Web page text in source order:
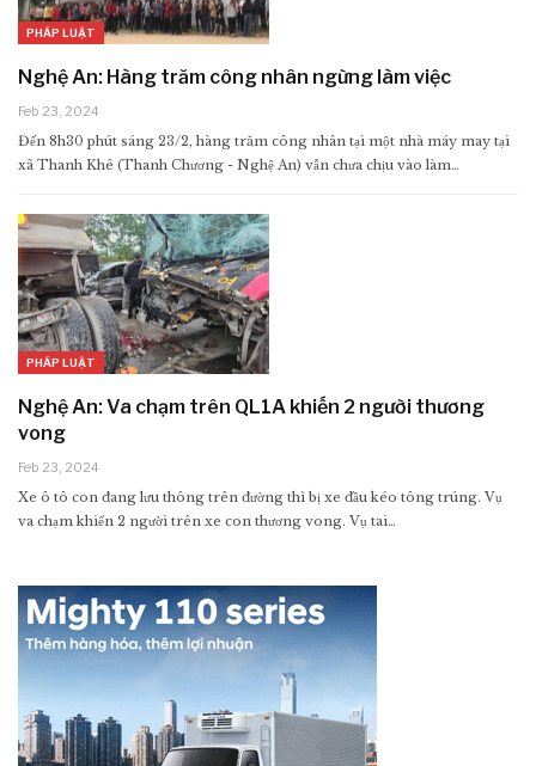
PHÁP LUẬT
Nghệ An: Hàng trăm công nhân ngừng làm việc
Feb 23, 2024
Đến 8h30 phút sáng 23/2, hàng trăm công nhân tại một nhà máy may tại
xã Thanh Khê (Thanh Chương - Nghệ An) vẫn chưa chịu vào làm…
PHÁP LUẬT
Nghệ An: Va chạm trên QL1A khiến 2 người thương
vong
Feb 23, 2024
Xe ô tô con đang lưu thông trên đường thì bị xe đầu kéo tông trúng. Vụ
va chạm khiến 2 người trên xe con thương vong. Vụ tai…